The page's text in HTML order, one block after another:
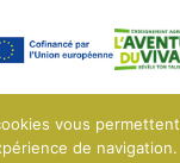
Mentions légales
vous
de navigation.